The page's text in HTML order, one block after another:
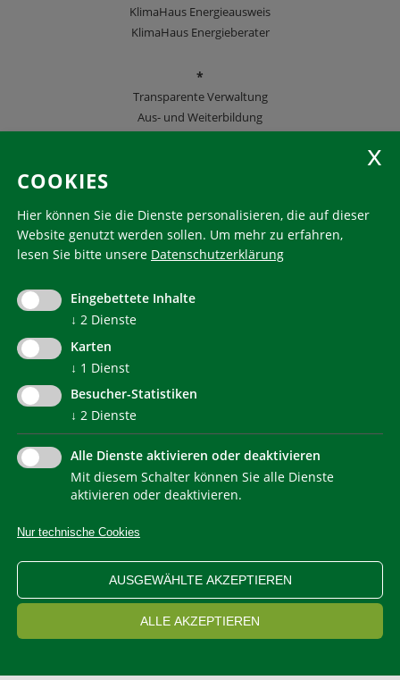
KlimaHaus Energieausweis
KlimaHaus Energieberater
*
Transparente Verwaltung
Aus- und Weiterbildung
KlimaHaus ist eine eingetragene Marke. Die Nutzung muss
communication@klimahausagentur.it
© 2022 Agentur für Energie Südtirol - KlimaHaus
NEWSLETTER
IMPRESSUM PRIVACY
WEB STATISTIKEN
ERKLÄRUNG BARRIEREFREIHEIT
COOKIEEINSTELLUNGEN
COOKIES
Hier können Sie die Dienste personalisieren, die auf dieser
Website genutzt werden sollen. Um mehr zu erfahren,
lesen Sie bitte unsere Datenschutzerklärung
Eingebettete Inhalte
↓ 2 Dienste
Karten
↓ 1 Dienst
Besucher-Statistiken
↓ 2 Dienste
Alle Dienste aktivieren oder deaktivieren
Mit diesem Schalter können Sie alle Dienste
aktivieren oder deaktivieren.
Nur technische Cookies
AUSGEWÄHLTE AKZEPTIEREN
ALLE AKZEPTIEREN